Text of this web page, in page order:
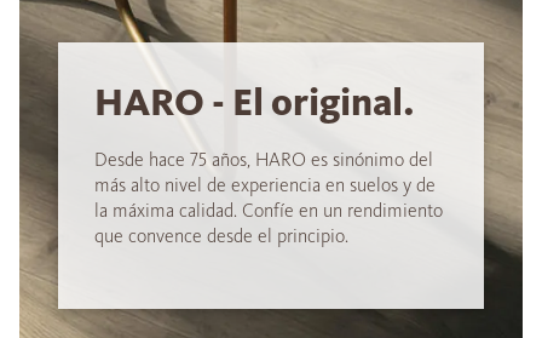
HARO - El original.
Desde hace 75 años, HARO es sinónimo del
más alto nivel de experiencia en suelos y de
la máxima calidad. Confíe en un rendimiento
que convence desde el principio.